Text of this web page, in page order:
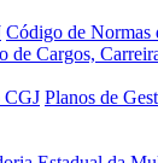
Código de Normas
de Cargos,
CGJ Planos de